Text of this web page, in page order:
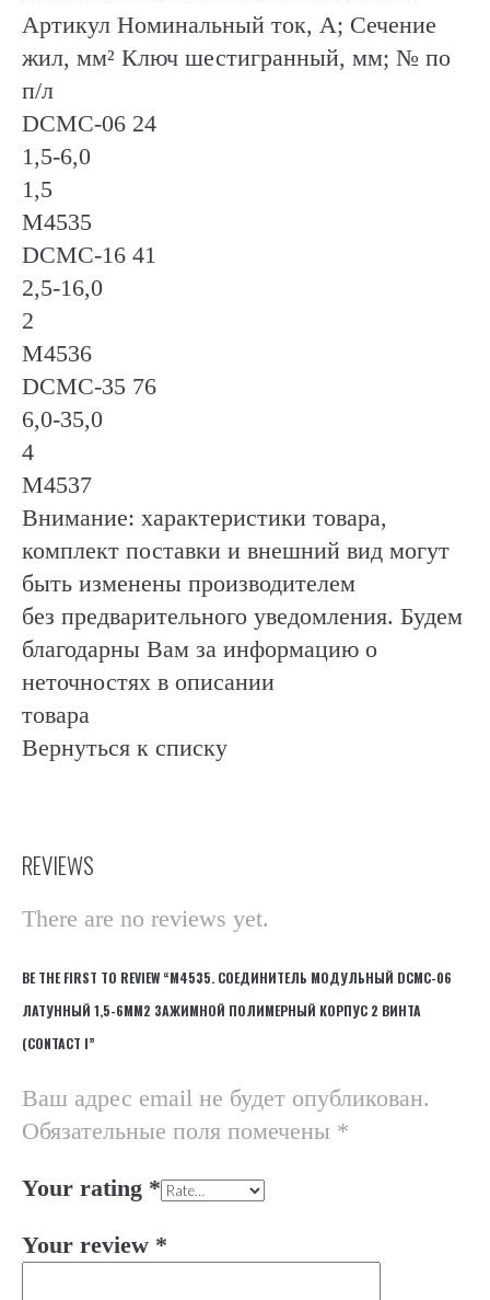
Артикул Номинальный ток, А; Сечение
жил, мм² Ключ шестигранный, мм; № по
п/л
DCMC-06 24
1,5-6,0
1,5
М4535
DCMC-16 41
2,5-16,0
2
М4536
DCMC-35 76
6,0-35,0
4
М4537
Внимание: характеристики товара,
комплект поставки и внешний вид могут
быть изменены производителем
без предварительного уведомления. Будем
благодарны Вам за информацию о
неточностях в описании
товара
Вернуться к списку
REVIEWS
There are no reviews yet.
BE THE FIRST TO REVIEW “М4535. СОЕДИНИТЕЛЬ МОДУЛЬНЫЙ DCMC-06
ЛАТУННЫЙ 1,5-6ММ2 ЗАЖИМНОЙ ПОЛИМЕРНЫЙ КОРПУС 2 ВИНТА
(CONTACT I”
Ваш адрес email не будет опубликован.
Обязательные поля помечены *
Your rating *
Your review *